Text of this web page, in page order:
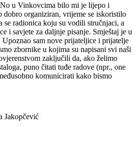
u Vinkovcima bilo mi je lijepo i
dobro organiziran, vrijeme se iskoristilo
se radionica koju su vodili stručnjaci, a
i savjete za daljnje pisanje. Smještaj je u
sam nove prijateljice i prijatelje
zbornike u kojima su napisani svi naši
zaključili da, ako želimo
puno čitati tuđe radove (npr., one
komunicirati kako bismo
Jakopčević